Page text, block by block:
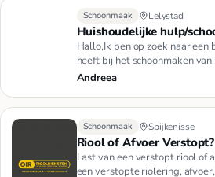
Schoonmaak Lelystad
Huishoudelijke hulp/
Hallo,Ik ben op zoek naar een
heeft bij het schoonmaken
contact met…
Andreea
Schoonmaak Spijkenisse
Riool of Afvoer
Last van een verstopt riool of
een verstopte riolering,